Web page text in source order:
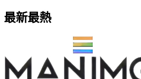
最新最熱